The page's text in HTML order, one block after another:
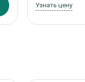
Узнать цену